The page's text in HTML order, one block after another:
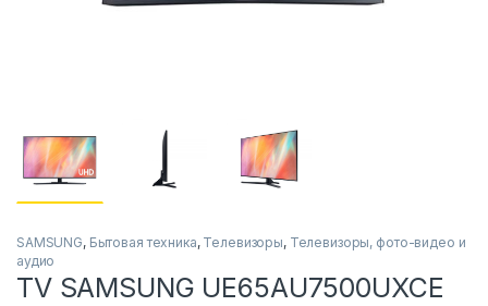
SAMSUNG, Бытовая техника, Телевизоры, Телевизоры, фото-видео и
аудио
TV SAMSUNG UE65AU7500UXCE